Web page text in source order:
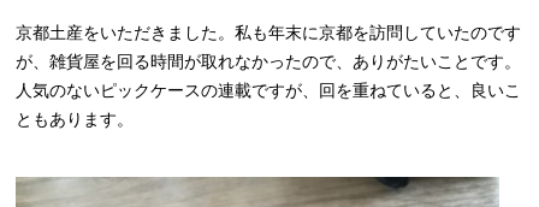
京都土産をいただきました。私も年末に京都を訪問していたのです
が、雑貨屋を回る時間が取れなかったので、ありがたいことです。
人気のないピックケースの連載ですが、回を重ねていると、良いこ
ともあります。